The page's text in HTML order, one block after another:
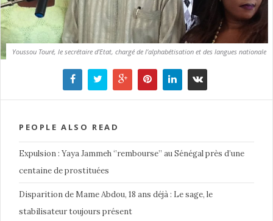
Youssou Touré, le secrétaire d’Etat, chargé de l’alphabétisation et des langues nationale
PEOPLE ALSO READ
Expulsion : Yaya Jammeh ‘’rembourse’’ au Sénégal près d’une
centaine de prostituées
Disparition de Mame Abdou, 18 ans déjà : Le sage, le
stabilisateur toujours présent